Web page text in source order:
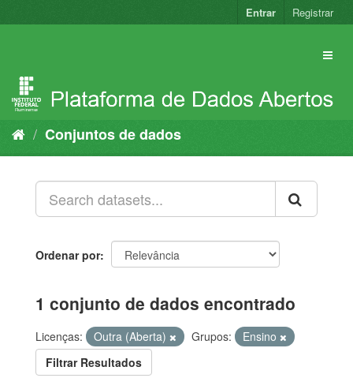
para
Entrar Registrar
Conjuntos de dados
Ordenar por
1 conjunto de dados encontrado
Licenças: Outra (Aberta) Grupos:
Ensino
Filtrar Resultados